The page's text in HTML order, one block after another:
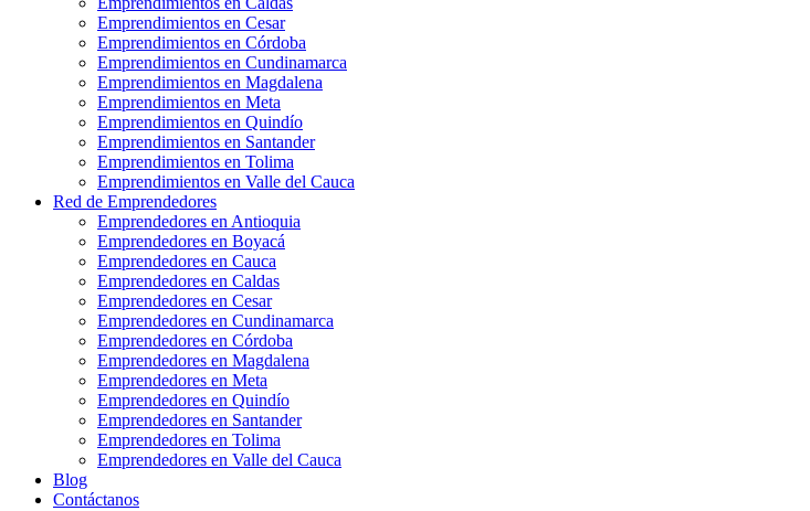
Emprendimientos en Cesar
Emprendimientos en Córdoba
Emprendimientos en Cundinamarca
Emprendimientos en Magdalena
Emprendimientos en Meta
Emprendimientos en Quindío
Emprendimientos en Santander
Emprendimientos en Tolima
Emprendimientos en Valle del Cauca
Red de Emprendedores
Emprendedores en Antioquia
Emprendedores en Boyacá
Emprendedores en Cauca
Emprendedores en Caldas
Emprendedores en Cesar
Emprendedores en Cundinamarca
Emprendedores en Córdoba
Emprendedores en Magdalena
Emprendedores en Meta
Emprendedores en Quindío
Emprendedores en Santander
Emprendedores en Tolima
Emprendedores en Valle del Cauca
Blog
Contáctanos